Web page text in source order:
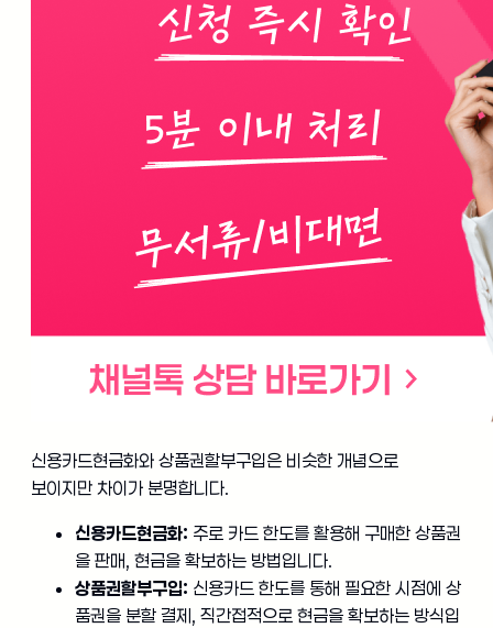
신용카드현금화와 상품권할부구입은 비슷한 개념으로
보이지만 차이가 분명합니다.
신용카드현금화: 주로 카드 한도를 활용해 구매한 상품권
을 판매, 현금을 확보하는 방법입니다.
상품권할부구입: 신용카드 한도를 통해 필요한 시점에 상
품권을 분할 결제, 직간접적으로 현금을 확보하는 방식입